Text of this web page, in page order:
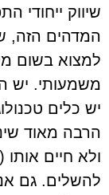
שיווק ייחודי
המדהים הזה,
למצוא בשום
משמעותי. יש
יש כלים
הרבה מאוד
להשלים. גם